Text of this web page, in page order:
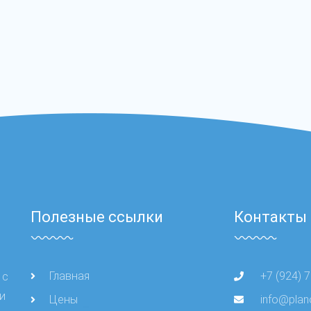
Полезные ссылки
Главная
Цены
Контакты
+7 (924)